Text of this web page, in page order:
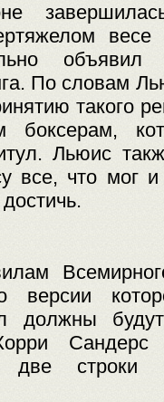
завершилась
весе
По словам
такого
боксерам,
Льюис
все, что мог и
версии
должны будут
две строки